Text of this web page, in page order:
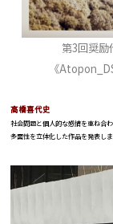
第3回奨
《
高橋喜代史
社会問題と個人的な感情を重ね合
多面性を立体化した作品を発表しま